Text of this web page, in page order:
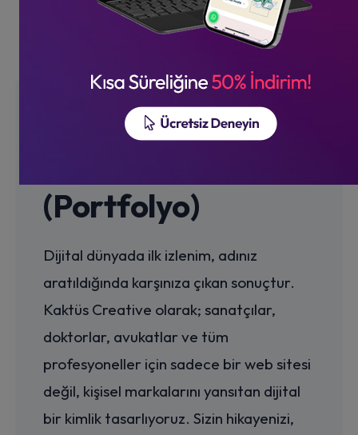
Kişisel Web
(Portfolyo)
Dijital dünyada ilk izlenim, adınız
aratıldığında karşınıza çıkan sonuçtur.
Kaktüs Creative olarak; sanatçılar,
doktorlar, avukatlar ve tüm
profesyoneller için sadece bir web sitesi
değil, kişisel markalarını yansıtan dijital
bir kimlik tasarlıyoruz. Sizin hikayenizi,